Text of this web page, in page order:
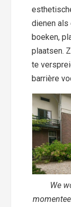
dienen als
boeken,
plaatsen.
te
barrière
We